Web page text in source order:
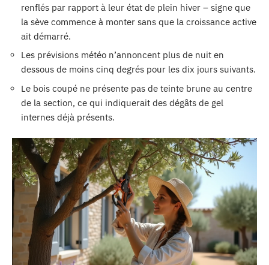
renflés par rapport à leur état de plein hiver – signe que
la sève commence à monter sans que la croissance active
ait démarré.
Les prévisions météo n’annoncent plus de nuit en
dessous de moins cinq degrés pour les dix jours suivants.
Le bois coupé ne présente pas de teinte brune au centre
de la section, ce qui indiquerait des dégâts de gel
internes déjà présents.